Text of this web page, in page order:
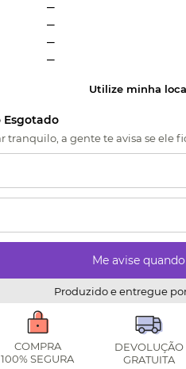
Utilize minha
Produzido e entregue
COMPRA
100% SEGURA
DEVOLUÇÃO
GRATUITA